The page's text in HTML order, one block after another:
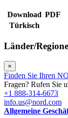
Download PDF
Türkisch
Länder/
×
Finden Sie Ihren
Fragen? Rufen Sie
+1 888-314-6673
info.us@nord.com
Allgemeine